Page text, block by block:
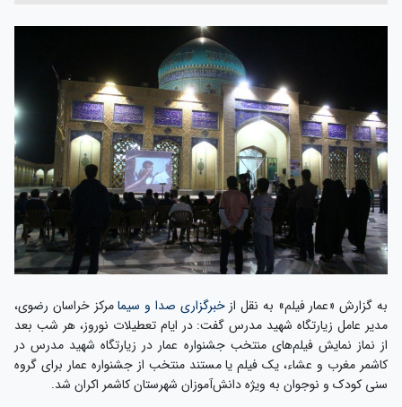
به گزارش «عمار فیلم» به نقل ازخبرگزاری صدا و سیمامرکز خراسان رضوی،
مدیر عامل زیارتگاه شهید مدرس گفت: در ایام تعطیلات نوروز، هر شب بعد
از نماز نمایش فیلم‌های منتخب جشنواره عمار در زیارتگاه شهید مدرس در
کاشمر مغرب و عشاء، یک فیلم یا مستند منتخب از جشنواره عمار برای گروه
سنی کودک و نوجوان به ویژه دانش‌آموزان شهرستان کاشمر اکران شد.